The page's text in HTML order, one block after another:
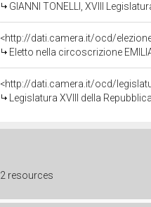
GIANNI TONELLI, XVIII
<http://dati.camera.it/ocd/
Eletto nella circoscrizione
<http://dati.camera.it/ocd/
Legislatura XVIII della
2 resources